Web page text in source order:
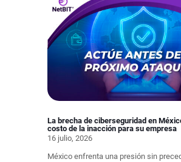
La brecha de ciberseguridad en
costo de la inacción para su empresa
16 julio, 2026
México enfrenta una presión sin